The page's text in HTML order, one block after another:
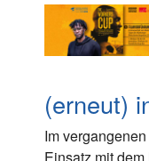
(erneut)
Im